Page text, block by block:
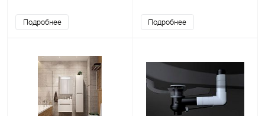
Подробнее Подробнее